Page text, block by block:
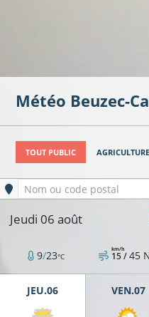
Météo Beuzec-
TOUT PUBLIC AGRICULTURE
Ville sélectionnée
Nom ou code postal
Jeudi 06 août
9/23°C 15 /
km/h 45
JEU.06 VEN.07